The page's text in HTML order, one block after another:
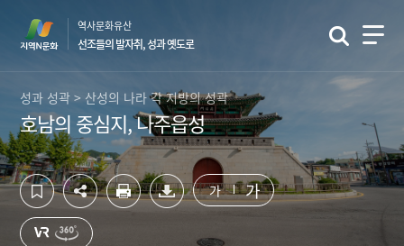
영
로
가
기
역
가
기
역사문화유산
선조들의 발자취, 성과 옛도로
성과 성곽 > 산성의 나라 각 지방의 성곽
호남의 중심지, 나주읍성
가 가